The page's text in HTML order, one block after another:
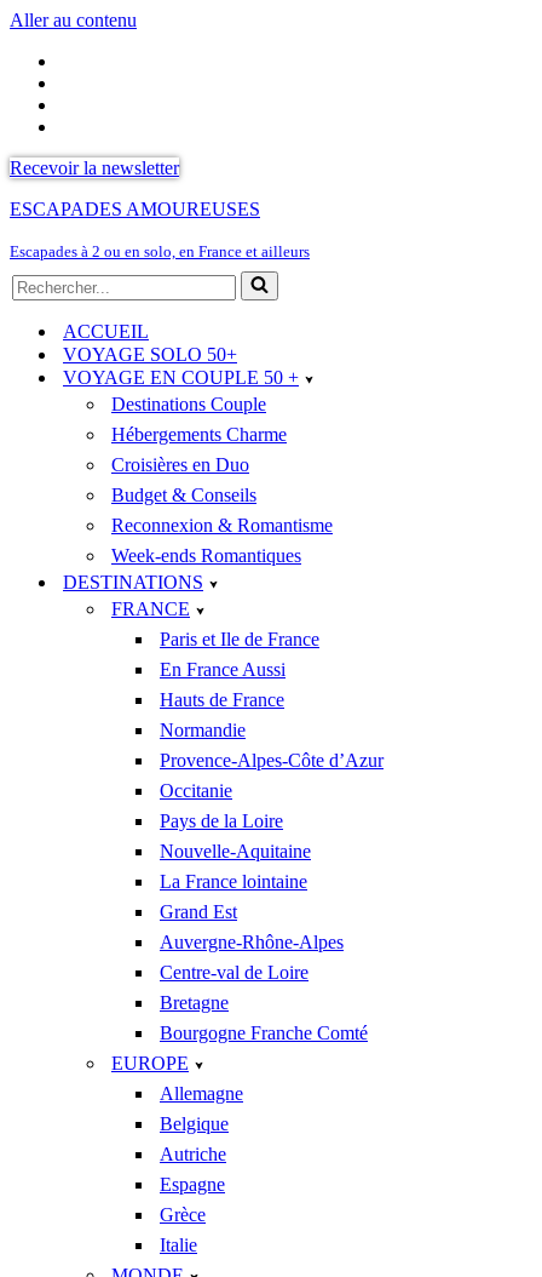
Aller au contenu
Recevoir la newsletter
ESCAPADES AMOUREUSES
Escapades à 2 ou en solo, en France et ailleurs
Rechercher...
ACCUEIL
VOYAGE SOLO 50+
VOYAGE EN COUPLE 50 +
Destinations Couple
Hébergements Charme
Croisières en Duo
Budget & Conseils
Reconnexion & Romantisme
Week-ends Romantiques
DESTINATIONS
FRANCE
Paris et Ile de France
En France Aussi
Hauts de France
Normandie
Provence-Alpes-Côte d’Azur
Occitanie
Pays de la Loire
Nouvelle-Aquitaine
La France lointaine
Grand Est
Auvergne-Rhône-Alpes
Centre-val de Loire
Bretagne
Bourgogne Franche Comté
EUROPE
Allemagne
Belgique
Autriche
Espagne
Grèce
Italie